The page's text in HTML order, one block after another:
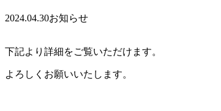
2024.04.30お知らせ
下記より詳細をご覧いただけます。
よろしくお願いいたします。